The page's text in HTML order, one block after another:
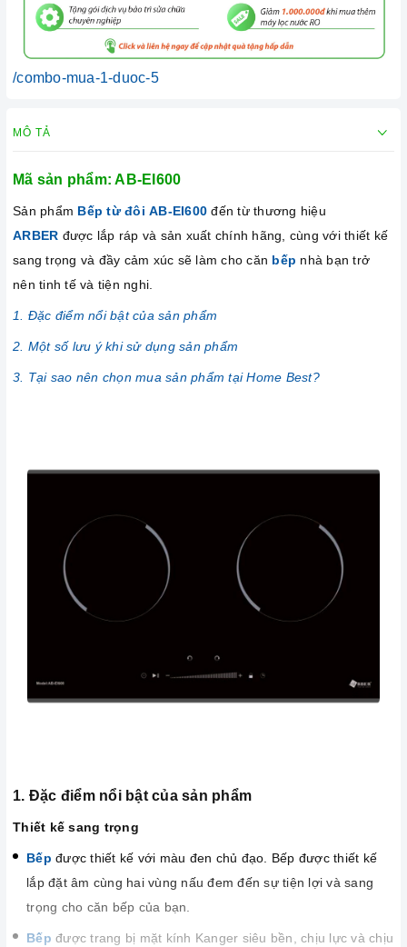
/combo-mua-1-duoc-5
MÔ TẢ
Mã sản phẩm: AB-EI600
Sản phẩm Bếp từ đôi AB-EI600 đến từ thương hiệu
ARBER được lắp ráp và sản xuất chính hãng, cùng với thiết kế
sang trọng và đầy cảm xúc sẽ làm cho căn bếp nhà bạn trở
nên tinh tế và tiện nghi.
1. Đặc điểm nổi bật của sản phẩm
2. Một số lưu ý khi sử dụng sản phẩm
3. Tại sao nên chọn mua sản phẩm tại Home Best?
1. Đặc điểm nổi bật của sản phẩm
Thiết kế sang trọng
Bếp được thiết kế với màu đen chủ đạo. Bếp được thiết kế
lắp đặt âm cùng hai vùng nấu đem đến sự tiện lợi và sang
trọng cho căn bếp của bạn.
Bếp được trang bị mặt kính Kanger siêu bền, chịu lực và chịu